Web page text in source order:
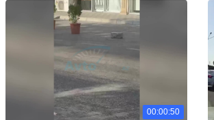
00:00:50